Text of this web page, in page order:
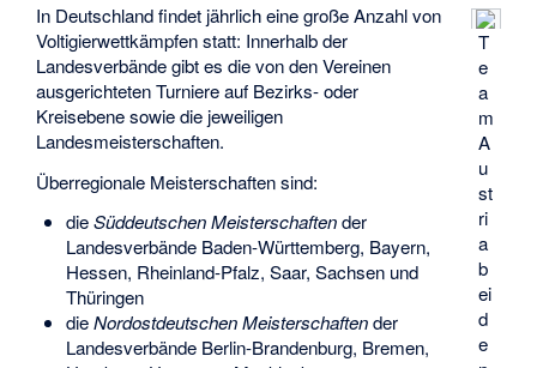
T
e
a
m
A
u
st
ri
a
b
ei
d
e
In Deutschland findet jährlich eine große Anzahl von
Voltigierwettkämpfen statt: Innerhalb der
Landesverbände gibt es die von den Vereinen
ausgerichteten Turniere auf Bezirks- oder
Kreisebene sowie die jeweiligen
Landesmeisterschaften.
Überregionale Meisterschaften sind:
dieSüddeutschen Meisterschaftender
Landesverbände Baden-Württemberg, Bayern,
Hessen, Rheinland-Pfalz, Saar, Sachsen und
Thüringen
dieNordostdeutschen Meisterschaftender
Landesverbände Berlin-Brandenburg, Bremen,